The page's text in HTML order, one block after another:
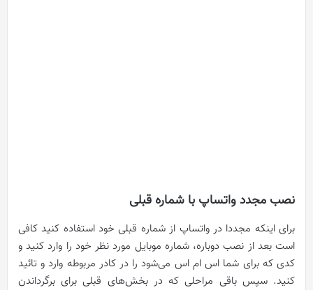
نصب مجدد واتساپ با شماره قبلی
برای اینکه مجددا در واتساپ از شماره قبلی خود استفاده کنید کافی
است بعد از نصب دوباره، شماره موبایل مورد نظر خود را وارد کنید و
کدی که برای شما اس ام اس می‌شود را در کادر مربوطه وارد و تائید
کنید. سپس باقی مراحلی که در بخش‌های قبلی برای برگرداندن